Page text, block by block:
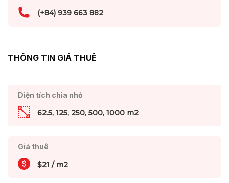
(+84) 939 663 882
THÔNG TIN GIÁ THUÊ
Diện tích chia nhỏ
62.5, 125, 250, 500, 1000 m2
Giá thuê
$21 / m2